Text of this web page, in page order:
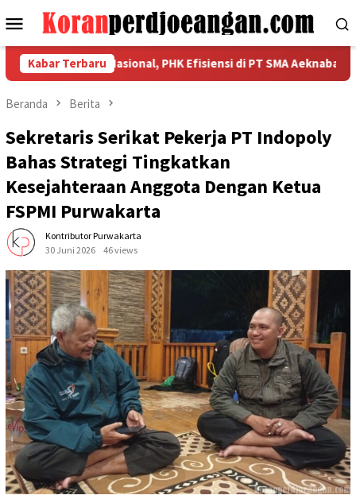
ke
Menu
Mobile
Kabar Terbaru
Kekuatan Nasional, PHK Efisiensi di PT SMA Aeknabara Jadi
Beranda Berita
Sekretaris Serikat Pekerja PT Indopoly
Bahas Strategi Tingkatkan
Kesejahteraan Anggota Dengan Ketua
FSPMI Purwakarta
Kontributor Purwakarta
30 Juni 2026
46 views